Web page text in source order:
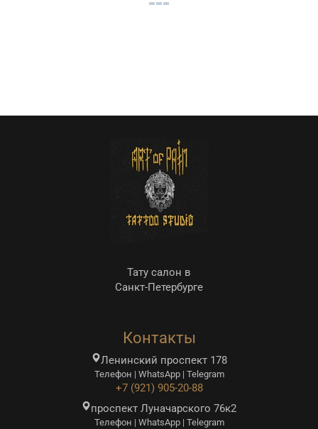
Тату салон в
Санкт-Петербурге
Контакты
Ленинский проспект 178
Телефон | WhatsApp | Telegram
+7 (921) 905-20-88
проспект Луначарского 76к2
Телефон | WhatsApp | Telegram